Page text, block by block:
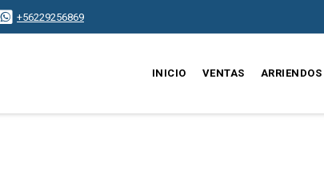
+56229256869
INICIO VENTAS ARRIENDOS